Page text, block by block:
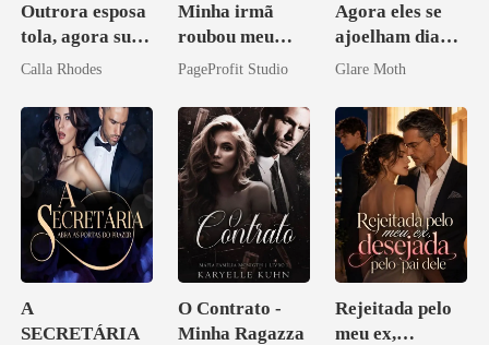
Outrora esposa
tola, agora sua
obsessão eterna
Calla Rhodes
Minha irmã
roubou meu
companheiro e
PageProfit Studio
Agora eles se
ajoelham diante
de mim
Glare Moth
A
SECRETÁRIA
O Contrato -
Minha Ragazza
Rejeitada pelo
meu ex,